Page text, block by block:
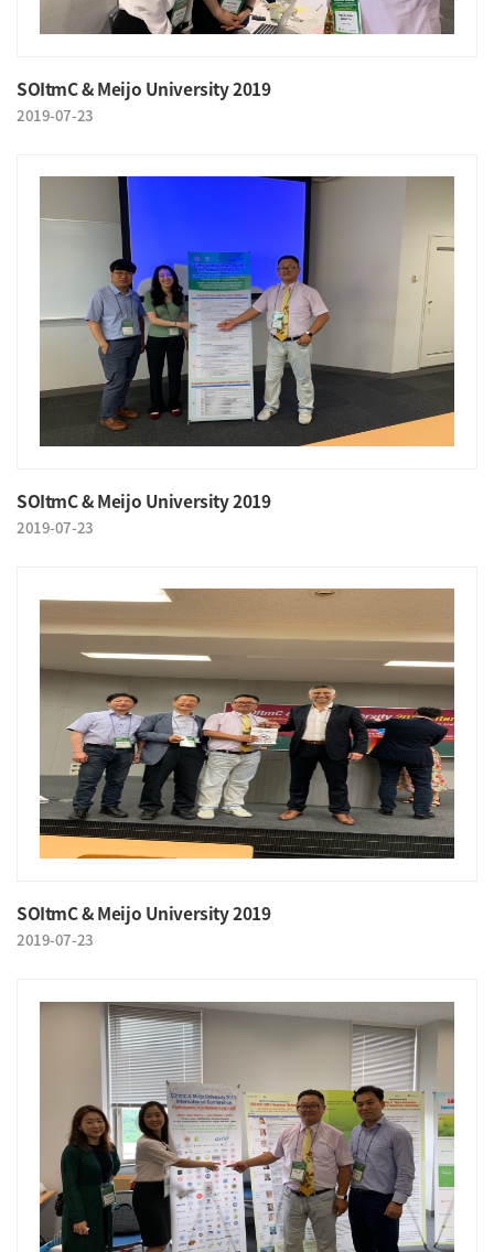
SOItmC & Meijo University 2019
2019-07-23
SOItmC & Meijo University 2019
2019-07-23
SOItmC & Meijo University 2019
2019-07-23